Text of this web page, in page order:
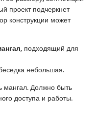
проект подчеркнет
конструкции может
, подходящий для
небольшая.
мангал. Должно быть
доступа и работы.